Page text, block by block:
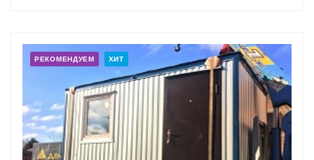
РЕКОМЕНДУЕМ ХИТ